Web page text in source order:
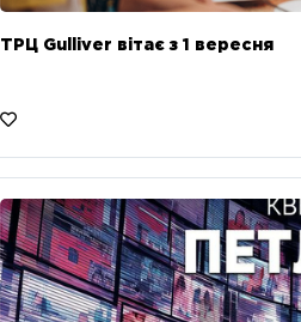
ТРЦ Gulliver вітає з 1 вересня